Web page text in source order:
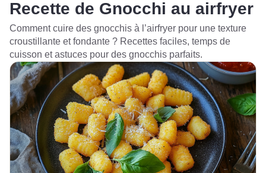
Recette de Gnocchi au airfryer
Comment cuire des gnocchis à l’airfryer pour une texture
croustillante et fondante ? Recettes faciles, temps de
cuisson et astuces pour des gnocchis parfaits.